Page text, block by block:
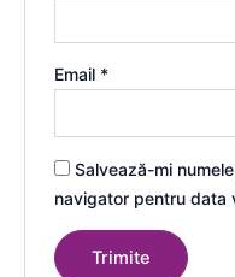
Email *
Salvează-mi
navigator pentru data